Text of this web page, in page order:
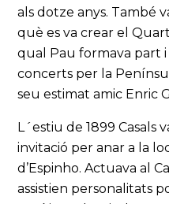
als dotze anys. També
què es va crear el
qual Pau formava part
concerts per la
seu estimat amic Enric
L´estiu de 1899 Casals
invitació per anar a la
d’Espinho. Actuava al
assistien personalitats